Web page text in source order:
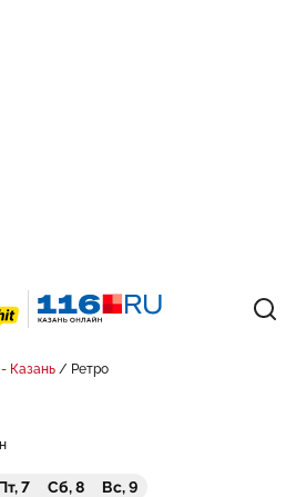
Казань Ретро
7 Сб, 8 Вс, 9